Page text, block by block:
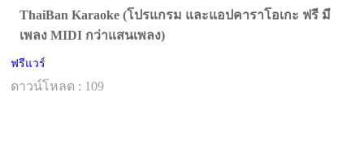
ThaiBan Karaoke (โปรแกรม และแอปคาราโอเกะ ฟรี มี
เพลง MIDI กว่าแสนเพลง)
ฟรีแวร์
ดาวน์โหลด : 109